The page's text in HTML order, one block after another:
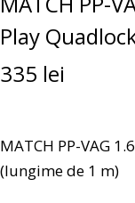
Play
335 lei
MATCH PP-VAG
(lungime de 1 m)